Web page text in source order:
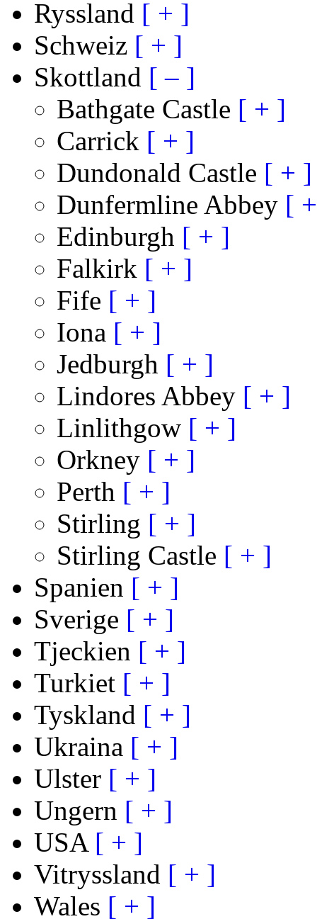
Ryssland [ + ]
Schweiz [ + ]
Skottland [ – ]
Bathgate Castle [ + ]
Carrick [ + ]
Dundonald Castle [ + ]
Dunfermline Abbey [
Edinburgh [ + ]
Falkirk [ + ]
Fife [ + ]
Iona [ + ]
Jedburgh [ + ]
Lindores Abbey [ + ]
Linlithgow [ + ]
Orkney [ + ]
Perth [ + ]
Stirling [ + ]
Stirling Castle [ + ]
Spanien [ + ]
Sverige [ + ]
Tjeckien [ + ]
Turkiet [ + ]
Tyskland [ + ]
Ukraina [ + ]
Ulster [ + ]
Ungern [ + ]
USA [ + ]
Vitryssland [ + ]
Wales [ + ]